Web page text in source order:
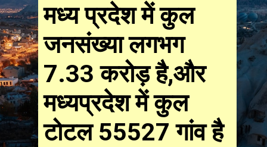
मध्य प्रदेश में कुल
जनसंख्या लगभग
7.33 करोड़ है,और
मध्यप्रदेश में कुल
टोटल 55527 गांव है